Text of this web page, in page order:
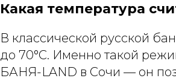
Какая температура
В классической русской
до 70°C. Именно такой
БАНЯ-LAND в Сочи — он